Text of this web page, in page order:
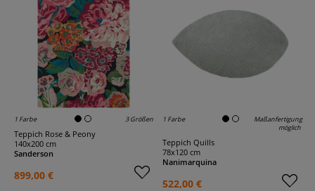
1 Farbe 3 Größen
Teppich Rose & Peony
140x200 cm
Sanderson
899,00 €
1 Farbe
Maßanfertigung
möglich
Teppich Quills
78x120 cm
Nanimarquina
522,00 €